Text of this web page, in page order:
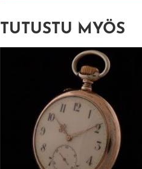
TUTUSTU MYÖS